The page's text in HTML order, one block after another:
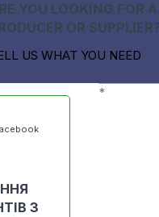
YOU LOOKING FOR A
OR
US WHAT YOU NEED
З
*